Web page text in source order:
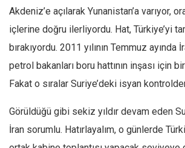
Manzara
Sağlık
Gıda-Beslenme
Hayat
Türkiye
Siyaset
Dünya
Akdeniz’e açılarak Yunanistan’a varıyor,
içlerine doğru ilerliyordu. Hat, Türkiye’yi
bırakıyordu. 2011 yılının Temmuz ayında
petrol bakanları boru hattının inşası için
Fakat o sıralar Suriye’deki isyan
Görüldüğü gibi sekiz yıldır devam eden
İran sorumlu. Hatırlayalım, o günlerde